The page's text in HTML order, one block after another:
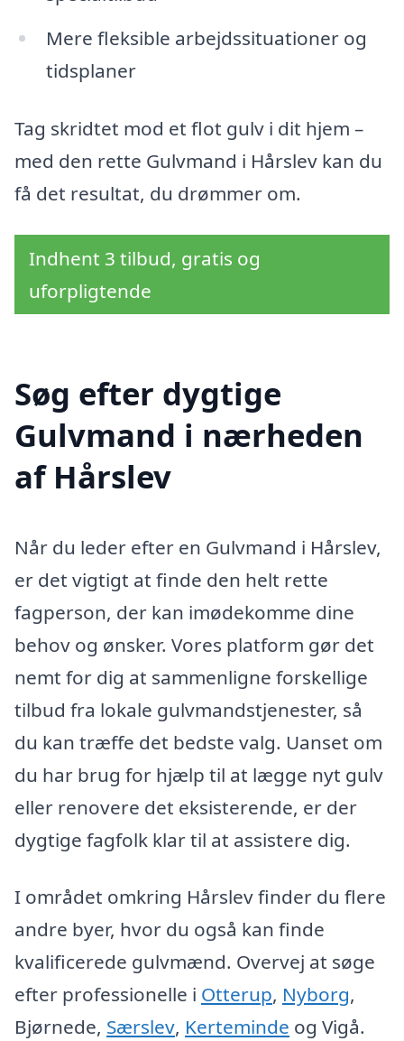
Mere fleksible arbejdssituationer og
tidsplaner
Tag skridtet mod et flot gulv i dit hjem –
med den rette Gulvmand i Hårslev kan du
få det resultat, du drømmer om.
Indhent 3 tilbud, gratis og
uforpligtende
Søg efter dygtige
Gulvmand i nærheden
af Hårslev
Når du leder efter en Gulvmand i Hårslev,
er det vigtigt at finde den helt rette
fagperson, der kan imødekomme dine
behov og ønsker. Vores platform gør det
nemt for dig at sammenligne forskellige
tilbud fra lokale gulvmandstjenester, så
du kan træffe det bedste valg. Uanset om
du har brug for hjælp til at lægge nyt gulv
eller renovere det eksisterende, er der
dygtige fagfolk klar til at assistere dig.
I området omkring Hårslev finder du flere
andre byer, hvor du også kan finde
kvalificerede gulvmænd. Overvej at søge
efter professionelle i Otterup, Nyborg,
Bjørnede, Særslev, Kerteminde og Vigå.